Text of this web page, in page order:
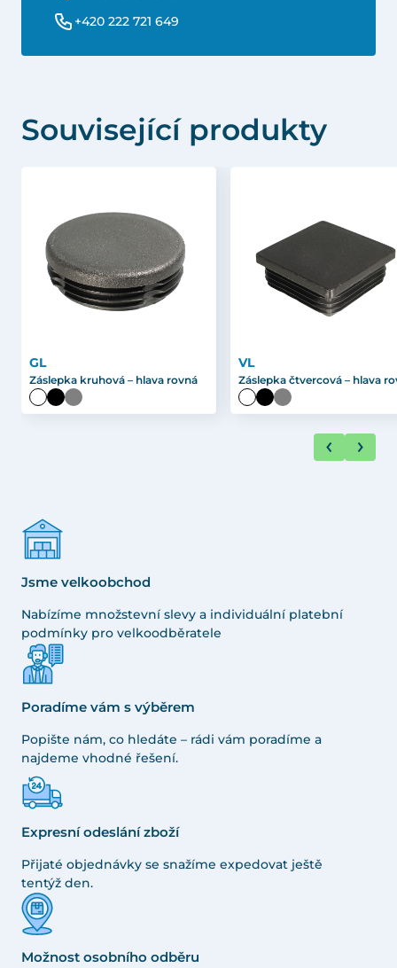
+420 222 721 649
Související produkty
GL
Záslepka kruhová – hlava rovná
VL
Záslepka čtvercová – hlava
Jsme velkoobchod
Nabízíme množstevní slevy a individuální platební
podmínky pro velkoodběratele
Poradíme vám s výběrem
Popište nám, co hledáte – rádi vám poradíme a
najdeme vhodné řešení.
Expresní odeslání zboží
Přijaté objednávky se snažíme expedovat ještě
tentýž den.
Možnost osobního odběru